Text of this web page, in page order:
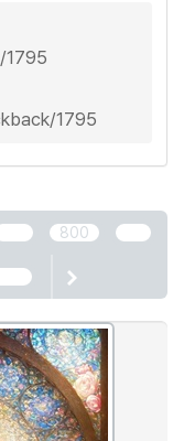
1795
800